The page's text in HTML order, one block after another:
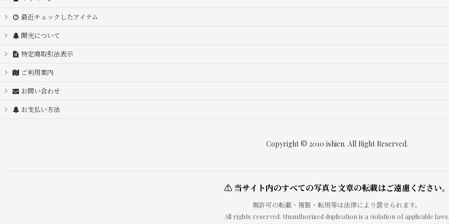
最近チェックしたアイテム
開光について
特定商取引法表示
ご利用案内
お問い合わせ
お支払い方法
Copyright © 2010 ishien. All Right Reserved.
⚠ 当サイト内のすべての写真と文章の転載はご遠慮ください
無許可の転載・複製・転用等は法律により罰せられます。
All rights reserved. Unauthorized duplication is a violation of applicable laws.